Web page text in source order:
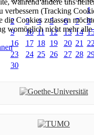
1
2
3 4 5 6 7
8
9
10 11 12 13 14
16
17 18 19 20 21
22
23
24 25 26 27 28
30
während andere uns
verbessern (Tracking
die Cookies zulassen
womöglich nicht mehr